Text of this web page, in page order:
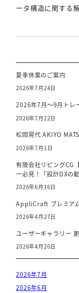
ータ構造に関する
夏季休業のご案内
2026年7月24日
2026年7月～9月トレ
2026年7月22日
松岡晃代 AKIYO
2026年7月1日
有限会社リビング
ー必見！「設計DXの
2026年6月16日
AppliCraft プレミア
2026年4月27日
ユーザーギャラリー
2026年4月20日
2026年7月
2026年6月